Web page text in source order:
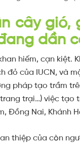
cây
dần
hiếm, cạn kiệt.
đỏ của IUCN, và
pháp tạo trầm
trại…) việc
Đồng Nai, Khánh
thiệp của còn